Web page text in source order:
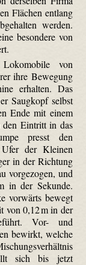
Flächen entlang
werden.
besondere von
von
ihre Bewegung
erhalten. Das
Saugkopf selbst
Ende mit einem
den Eintritt in das
presst den
der Kleinen
in der Richtung
vorgezogen, und
in der Sekunde.
vorwärts bewegt
von 0,12 m in der
Vor- und
bewirkt, welche
sich bis jetzt